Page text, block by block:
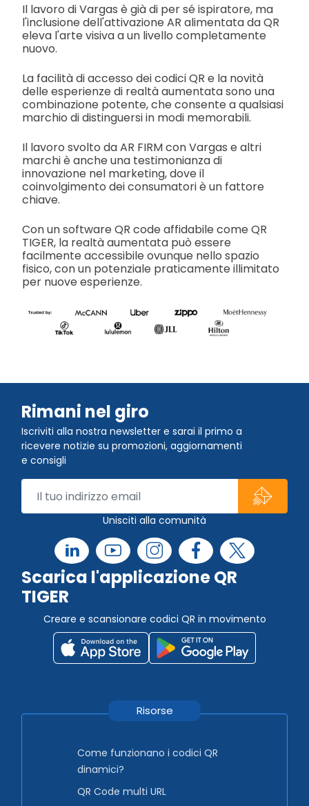
Il lavoro di Vargas è già di per sé ispiratore, ma
l'inclusione dell'attivazione AR alimentata da QR
eleva l'arte visiva a un livello completamente
nuovo.
La facilità di accesso dei codici QR e la novità
delle esperienze di realtà aumentata sono una
combinazione potente, che consente a qualsiasi
marchio di distinguersi in modi memorabili.
Il lavoro svolto da AR FIRM con Vargas e altri
marchi è anche una testimonianza di
innovazione nel marketing, dove il
coinvolgimento dei consumatori è un fattore
chiave.
Con un software QR code affidabile come QR
TIGER, la realtà aumentata può essere
facilmente accessibile ovunque nello spazio
fisico, con un potenziale praticamente illimitato
per nuove esperienze.
Rimani nel giro
Iscriviti alla nostra newsletter e sarai il primo a
ricevere notizie su promozioni, aggiornamenti
e consigli
Unisciti alla comunità
Scarica l'applicazione QR
TIGER
Creare e scansionare codici QR in movimento
Risorse
Come funzionano i codici QR
dinamici?
QR Code multi URL